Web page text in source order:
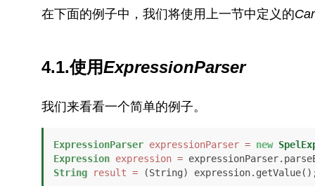
在下面的例子中，我们将使用上一节中定义的Car
4.1.使用ExpressionParser
我们来看看一个简单的例子。
ExpressionParser expressionParser = new
Expression expression =
String
result =